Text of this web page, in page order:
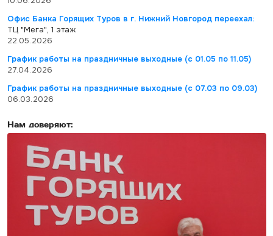
Офис Банка Горящих Туров в г. Нижний Новгород переехал:
ТЦ "Мега", 1 этаж
22.05.2026
График работы на праздничные выходные (с 01.05 по 11.05)
27.04.2026
График работы на праздничные выходные (с 07.03 по 09.03)
06.03.2026
Нам доверяют: